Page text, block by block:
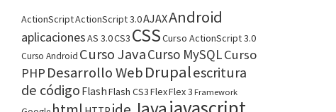
ActionScriptActionScript 3.0AJAXAndroid
aplicacionesAS 3.0CS3 CSSCurso ActionScript 3.0
Curso Android Curso JavaCurso MySQLCurso
PHP Desarrollo WebDrupalescritura
de código FlashFlash CS3FlexFlex 3 Framework